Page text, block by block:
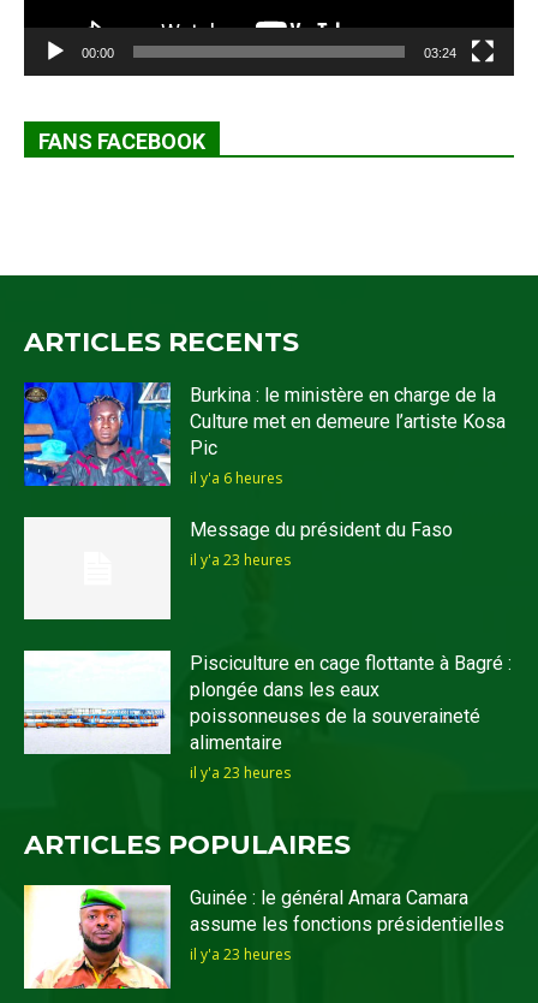
00:00 03:24
FANS FACEBOOK
ARTICLES RECENTS
Burkina : le ministère en charge de la
Culture met en demeure l’artiste Kosa
Pic
il y'a 6 heures
Message du président du Faso
il y'a 23 heures
Pisciculture en cage flottante à Bagré :
plongée dans les eaux
poissonneuses de la souveraineté
alimentaire
il y'a 23 heures
ARTICLES POPULAIRES
Guinée : le général Amara Camara
assume les fonctions présidentielles
il y'a 23 heures